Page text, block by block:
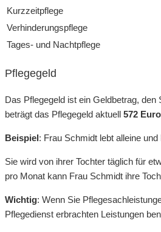
Kurzzeitpflege
Verhinderungspflege
Tages- und Nachtpflege
Pflegegeld
Das Pflegegeld ist ein Geldbetrag,
beträgt das Pflegegeld aktuell 572
Beispiel: Frau Schmidt lebt alleine
Sie wird von ihrer Tochter täglich für
pro Monat kann Frau Schmidt ihre
Wichtig: Wenn Sie
Pflegedienst erbrachten Leistungen